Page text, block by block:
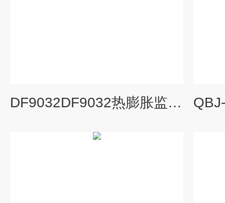
DF9032DF9032热膨胀监测仪